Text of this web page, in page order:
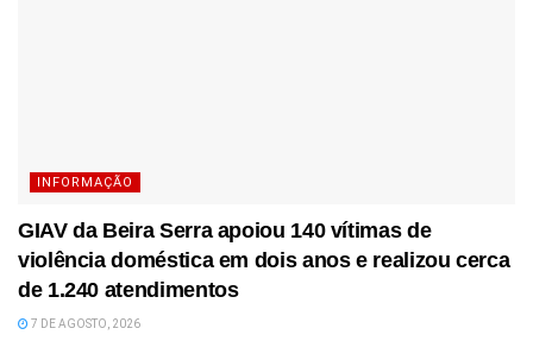
INFORMAÇÃO
GIAV da Beira Serra apoiou 140 vítimas de
violência doméstica em dois anos e realizou cerca
de 1.240 atendimentos
7 DE AGOSTO, 2026